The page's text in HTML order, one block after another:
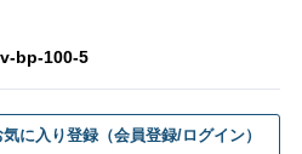
bp-100-5
気に入り登録（会員登録/ログイン）